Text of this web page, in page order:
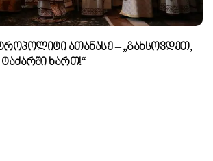
Ათანასე – „გახსოვდეთ,
Ხართ!“